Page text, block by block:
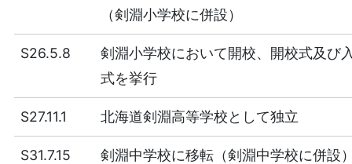
（剣淵小学校に併設）
S26.5.8
剣淵小学校において開校、開校式及び
式を挙行
S27.11.1 北海道剣淵高等学校として独立
S31.7.15 剣淵中学校に移転（剣淵中学校に併設